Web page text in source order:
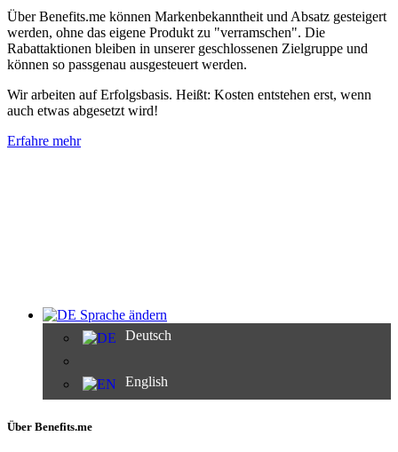
Über Benefits.me können Markenbekanntheit und Absatz gesteigert
werden, ohne das eigene Produkt zu "verramschen". Die
Rabattaktionen bleiben in unserer geschlossenen Zielgruppe und
können so passgenau ausgesteuert werden.
Wir arbeiten auf Erfolgsbasis. Heißt: Kosten entstehen erst, wenn
auch etwas abgesetzt wird!
Erfahre mehr
Sprache ändern
Deutsch
English
Über Benefits.me